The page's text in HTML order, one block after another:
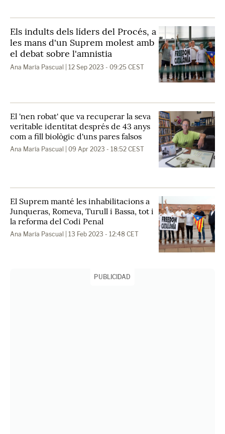
Els indults dels líders del Procés, a
les mans d'un Suprem molest amb
el debat sobre l'amnistia
Ana María Pascual | 12 Sep 2023 - 09:25 CEST
El 'nen robat' que va recuperar la seva
veritable identitat després de 43 anys
com a fill biològic d'uns pares falsos
Ana María Pascual | 09 Apr 2023 - 18:52 CEST
El Suprem manté les inhabilitacions a
Junqueras, Romeva, Turull i Bassa, tot i
la reforma del Codi Penal
Ana María Pascual | 13 Feb 2023 - 12:48 CET
PUBLICIDAD